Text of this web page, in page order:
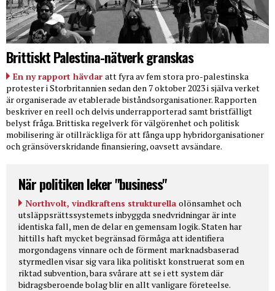
Brittiskt Palestina-nätverk granskas
En ny rapport hävdar att fyra av fem stora pro-palestinska
protester i Storbritannien sedan den 7 oktober 2023 i själva verket
är organiserade av etablerade biståndsorganisationer. Rapporten
beskriver en reell och delvis underrapporterad samt bristfälligt
belyst fråga. Brittiska regelverk för välgörenhet och politisk
mobilisering är otillräckliga för att fånga upp hybridorganisationer
och gränsöverskridande finansiering, oavsett avsändare.
När politiken leker "business"
Northvolt, vindkraftens strukturella olönsamhet och
utsläppsrättssystemets inbyggda snedvridningar är inte
identiska fall, men de delar en gemensam logik. Staten har
hittills haft mycket begränsad förmåga att identifiera
morgondagens vinnare och de förment marknadsbaserad
styrmedlen visar sig vara lika politiskt konstruerat som en
riktad subvention, bara svårare att se i ett system där
bidragsberoende bolag blir en allt vanligare företeelse.